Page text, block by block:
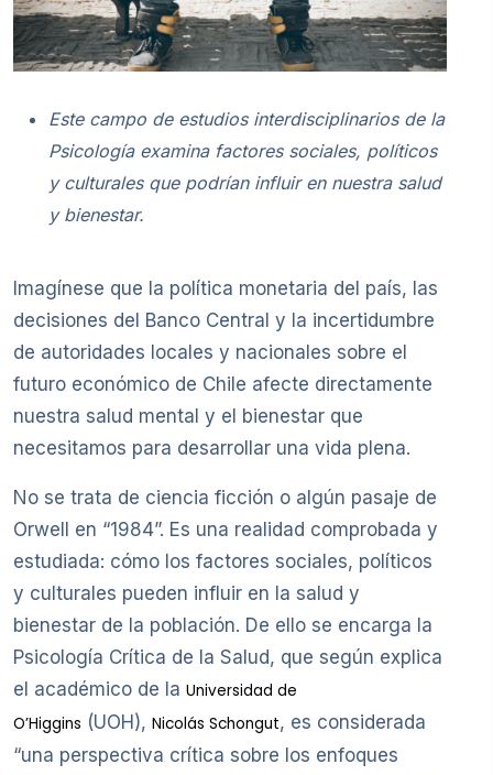
Este campo de estudios interdisciplinarios de la
Psicología examina factores sociales, políticos
y culturales que podrían influir en nuestra salud
y bienestar.
Imagínese que la política monetaria del país, las
decisiones del Banco Central y la incertidumbre
de autoridades locales y nacionales sobre el
futuro económico de Chile afecte directamente
nuestra salud mental y el bienestar que
necesitamos para desarrollar una vida plena.
No se trata de ciencia ficción o algún pasaje de
Orwell en “1984”. Es una realidad comprobada y
estudiada: cómo los factores sociales, políticos
y culturales pueden influir en la salud y
bienestar de la población. De ello se encarga la
Psicología Crítica de la Salud, que según explica
el académico de la Universidad de
O’Higgins (UOH), Nicolás Schongut, es considerada
“una perspectiva crítica sobre los enfoques